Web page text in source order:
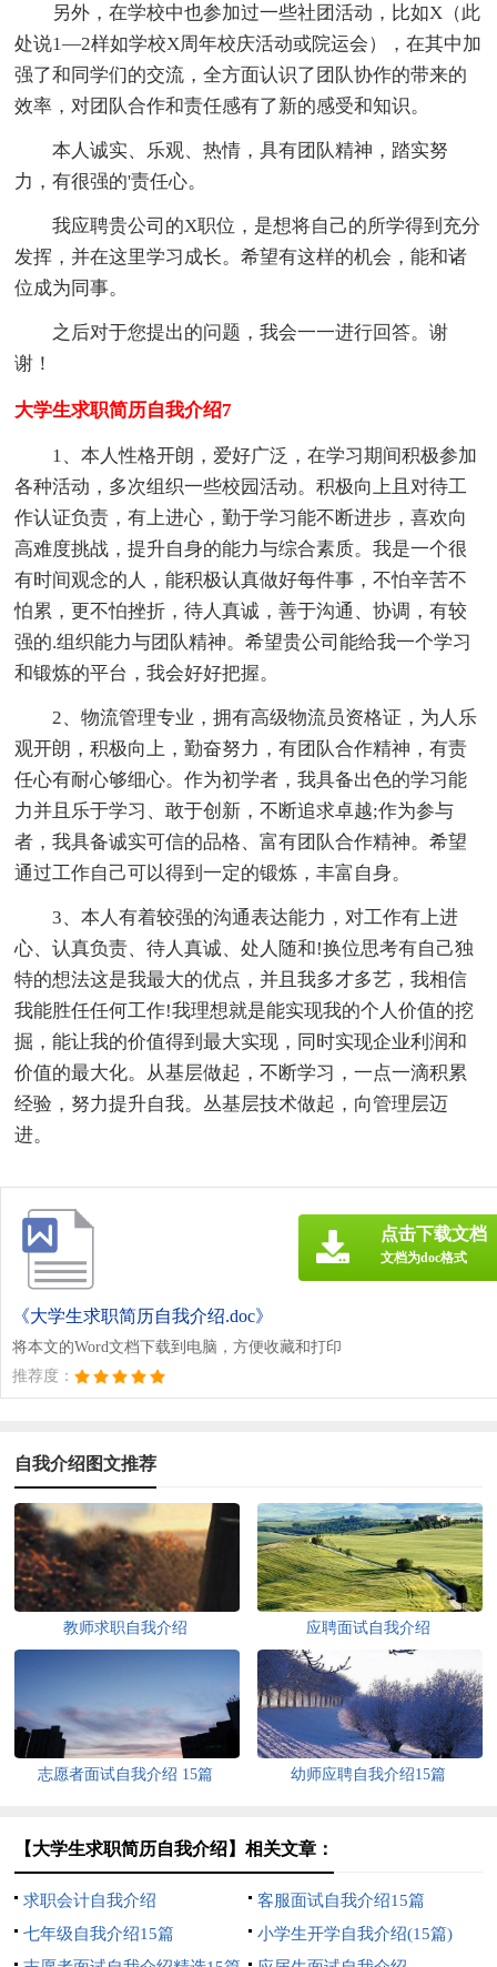
另外，在学校中也参加过一些社团活动，比如X（此
处说1—2样如学校X周年校庆活动或院运会），在其中加
强了和同学们的交流，全方面认识了团队协作的带来的
效率，对团队合作和责任感有了新的感受和知识。
本人诚实、乐观、热情，具有团队精神，踏实努
力，有很强的'责任心。
我应聘贵公司的X职位，是想将自己的所学得到充分
发挥，并在这里学习成长。希望有这样的机会，能和诸
位成为同事。
之后对于您提出的问题，我会一一进行回答。谢
谢！
大学生求职简历自我介绍7
1、本人性格开朗，爱好广泛，在学习期间积极参加
各种活动，多次组织一些校园活动。积极向上且对待工
作认证负责，有上进心，勤于学习能不断进步，喜欢向
高难度挑战，提升自身的能力与综合素质。我是一个很
有时间观念的人，能积极认真做好每件事，不怕辛苦不
怕累，更不怕挫折，待人真诚，善于沟通、协调，有较
强的.组织能力与团队精神。希望贵公司能给我一个学习
和锻炼的平台，我会好好把握。
2、物流管理专业，拥有高级物流员资格证，为人乐
观开朗，积极向上，勤奋努力，有团队合作精神，有责
任心有耐心够细心。作为初学者，我具备出色的学习能
力并且乐于学习、敢于创新，不断追求卓越;作为参与
者，我具备诚实可信的品格、富有团队合作精神。希望
通过工作自己可以得到一定的锻炼，丰富自身。
3、本人有着较强的沟通表达能力，对工作有上进
心、认真负责、待人真诚、处人随和!换位思考有自己独
特的想法这是我最大的优点，并且我多才多艺，我相信
我能胜任任何工作!我理想就是能实现我的个人价值的挖
掘，能让我的价值得到最大实现，同时实现企业利润和
价值的最大化。从基层做起，不断学习，一点一滴积累
经验，努力提升自我。丛基层技术做起，向管理层迈
进。
《大学生求职简历自我介绍.doc》
将本文的Word文档下载到电脑，方便收藏和打印
推荐度：
点击下载文档
文档为doc格式
自我介绍图文推荐
教师求职自我介绍 应聘面试自我介绍
志愿者面试自我介绍 15篇 幼师应聘自我介绍15篇
【大学生求职简历自我介绍】相关文章：
求职会计自我介绍
客服面试自我介绍15篇
七年级自我介绍15篇
小学生开学自我介绍(15篇)